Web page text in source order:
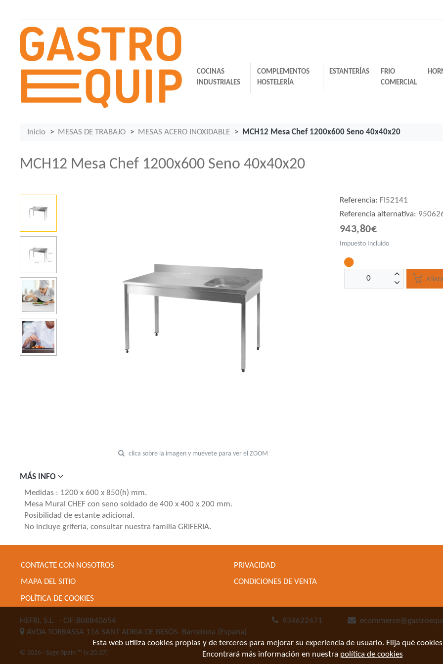
COCINAS
INDUSTRIALES
COMPLEMENTOS
HOSTELERÍA
ESTANTERÍAS
FRIO
COMERCIAL
Inicio MESAS DE TRABAJO MESAS ACERO INOXIDABLE MCH12 Mesa Chef 1200x600 Seno 40x40x20
MCH12 Mesa Chef 1200x600 Seno 40x40x20
clica sobre la imagen y muévete para ver el ZOOM
Referencia: FI52141
Referencia alternativa:
943,80€
Impuesto Incluido
MÁS INFO
Medidas : 1200 x 600 x 850(h) mm.
Mesa Mural CHEF con seno soldado de 400 x 400 x 200 mm.
Posibilidad de estante adicional.
No incluye grifería, consultar nuestra familia GRIFERIA.
CONTACTE CON NOSOTROS
MAPA DEL SITIO
POLÍTICA DE COOKIES
PRIVACIDAD
CONDICIONES DE VENTA
HEFRI, S.L. - CIF:B08840654
AVDA TORRASSA 116 SANT ADRIA DE BESÒS- Barcelona (España)
934622471
© 2026 - Sage Spain ™ (v.20.27)
Esta web utiliza cookies propias y de terceros para mejorar su experiencia de usuario. Elija qué
Encontrará más información en nuestra política de cookies